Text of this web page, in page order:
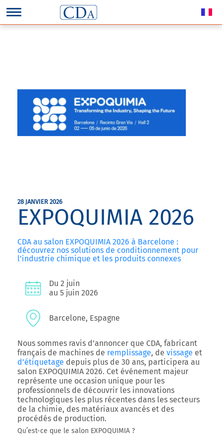
28 JANVIER 2026
EXPOQUIMIA 2026
CDA au salon EXPOQUIMIA 2026 à Barcelone :
découvrez nos solutions de conditionnement pour
l’industrie chimique et les produits connexes
Du 2 juin
au 5 juin 2026
Barcelone, Espagne
Nous sommes ravis d’annoncer que CDA, fabricant
français de machines de remplissage, de vissage et
d’étiquetage depuis plus de 30 ans, participera au
salon EXPOQUIMIA 2026. Cet événement majeur
représente une occasion unique pour les
professionnels de découvrir les innovations
technologiques les plus récentes dans les secteurs
de la chimie, des matériaux avancés et des
procédés de production.
Qu’est-ce que le salon EXPOQUIMIA ?